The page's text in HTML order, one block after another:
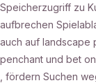
Speicherzugriff zu
aufbrechen
auch auf landscape
penchant und bet
, fördern Suchen